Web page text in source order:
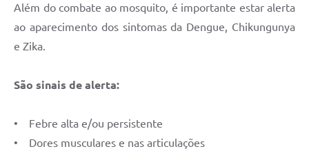
Além do combate ao mosquito, é importante estar alerta
ao aparecimento dos sintomas da Dengue, Chikungunya
e Zika.
São sinais de alerta:
• Febre alta e/ou persistente
• Dores musculares e nas articulações